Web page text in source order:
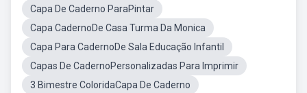
Capa De Caderno ParaPintar
Capa CadernoDe Casa Turma Da Monica
Capa Para CadernoDe Sala Educação Infantil
Capas De CadernoPersonalizadas Para Imprimir
3 Bimestre ColoridaCapa De Caderno